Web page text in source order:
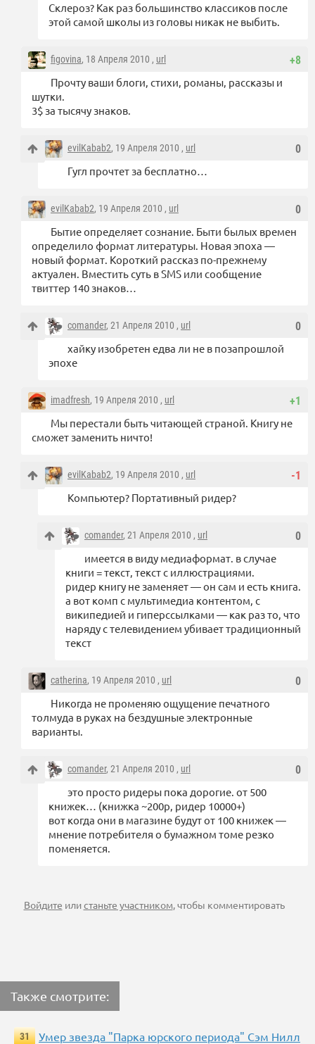
Склероз? Как раз большинство классиков после
этой самой школы из головы никак не выбить.
+8
figovina, 18 Апреля 2010 , url
Прочту ваши блоги, стихи, романы, рассказы и
шутки.
3$ за тысячу знаков.
0
evilKabab2, 19 Апреля 2010 , url
Гугл прочтет за бесплатно…
0
evilKabab2, 19 Апреля 2010 , url
Бытие определяет сознание. Быти былых времен
определило формат литературы. Новая эпоха —
новый формат. Короткий рассказ по-прежнему
актуален. Вместить суть в SMS или сообщение
твиттер 140 знаков…
0
comander, 21 Апреля 2010 , url
хайку изобретен едва ли не в позапрошлой
эпохе
+1
imadfresh, 19 Апреля 2010 , url
Мы перестали быть читающей страной. Книгу не
сможет заменить ничто!
-1
evilKabab2, 19 Апреля 2010 , url
Компьютер? Портативный ридер?
0
comander, 21 Апреля 2010 , url
имеется в виду медиаформат. в случае
книги = текст, текст с иллюстрациями.
ридер книгу не заменяет — он сам и есть книга.
а вот комп с мультимедиа контентом, с
википедией и гиперссылками — как раз то, что
наряду с телевидением убивает традиционный
текст
0
catherina, 19 Апреля 2010 , url
Никогда не променяю ощущение печатного
толмуда в руках на бездушные электронные
варианты.
0
comander, 21 Апреля 2010 , url
это просто ридеры пока дорогие. от 500
книжек… (книжка ~200р, ридер 10000+)
вот когда они в магазине будут от 100 книжек —
мнение потребителя о бумажном томе резко
поменяется.
Войдите илистаньте участником, чтобы комментировать
Также смотрите:
31 Умер звезда "Парка юрского периода" Сэм Нилл